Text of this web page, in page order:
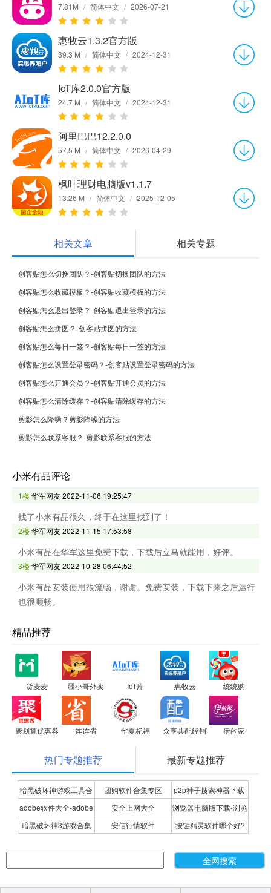
7.81M / 简体中文 / 2026-07-21
惠牧云1.3.2官方版
39.3 M / 简体中文 / 2024-12-31
IoT库2.0.0官方版
24.7 M / 简体中文 / 2024-12-31
阿里巴巴12.2.0.0
57.5 M / 简体中文 / 2026-04-29
枫叶理财电脑版v1.1.7
13.26 M / 简体中文 / 2025-12-05
相关文章 相关专题
创客贴怎么切换团队？-创客贴切换团队的方法
创客贴怎么收藏模板？-创客贴收藏模板的方法
创客贴怎么退出登录？-创客贴退出登录的方法
创客贴怎么拼图？-创客贴拼图的方法
创客贴怎么每日一签？-创客贴每日一签的方法
创客贴怎么设置登录密码？-创客贴设置登录密码的方法
创客贴怎么开通会员？-创客贴开通会员的方法
创客贴怎么清除缓存？-创客贴清除缓存的方法
剪影怎么降噪？剪影降噪的方法
剪影怎么联系客服？-剪影联系客服的方法
小米有品评论
1楼华军网友2022-11-06 19:25:47
找了小米有品很久，终于在这里找到了！
2楼华军网友2022-11-15 17:53:58
小米有品在华军这里免费下载，下载后立马就能用，好评。
3楼华军网友2022-10-28 06:44:52
小米有品安装使用很流畅，谢谢。免费安装，下载下来之后运行
也很顺畅。
精品推荐
货麦麦 疆小哥外卖 IoT库 惠牧云 统统购
聚划算优惠券 连连省 华夏杞福 众享共配经销商 伊的家
热门专题推荐 最新专题推荐
暗黑破坏神游戏工具合
集
团购软件合集专区
p2p种子搜索神器下载-
P2P种子搜索神器专题
adobe软件大全-adobe
全系列软件下载-adobe
安全上网大全
浏览器电脑版下载-浏览
器下载合集
暗黑破坏神3游戏合集 安信行情软件
按键精灵软件哪个好?